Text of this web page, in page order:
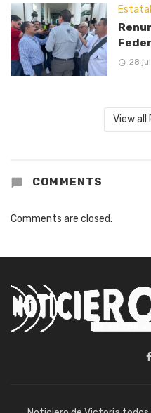
Estatal
28
View all
COMMENTS
Comments are closed.